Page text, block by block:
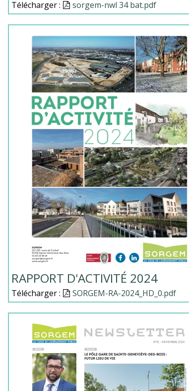
Télécharger : Document
sorgem-nwl 34 bat.pdf
RAPPORT D'ACTIVITÉ 2024
Télécharger : Document
SORGEM-RA-2024_HD_0.pdf